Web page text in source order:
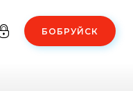
БОБРУЙСК